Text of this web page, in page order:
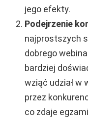
jego efekty.
Podejrzenie
najprostszych
dobrego
bardziej
wziąć udział w
przez
co zdaje